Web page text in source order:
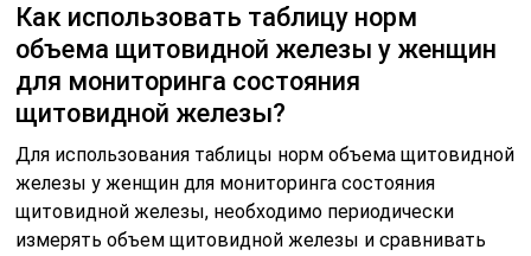
Как использовать таблицу норм
объема щитовидной железы у женщин
для мониторинга состояния
щитовидной железы?
Для использования таблицы норм объема щитовидной
железы у женщин для мониторинга состояния
щитовидной железы, необходимо периодически
измерять объем щитовидной железы и сравнивать